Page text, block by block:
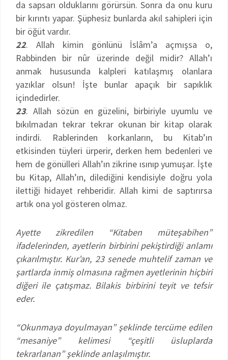
da sapsarı olduklarını görürsün. Sonra da onu kuru
bir kırıntı yapar. Şüphesiz bunlarda akıl sahipleri için
bir öğüt vardır.
22. Allah kimin gönlünü İslâm’a açmışsa o,
Rabbinden bir nûr üzerinde değil midir? Allah’ı
anmak hususunda kalpleri katılaşmış olanlara
yazıklar olsun! İşte bunlar apaçık bir sapıklık
içindedirler.
23. Allah sözün en güzelini, birbiriyle uyumlu ve
bıkılmadan tekrar tekrar okunan bir kitap olarak
indirdi. Rablerinden korkanların, bu Kitab’ın
etkisinden tüyleri ürperir, derken hem bedenleri ve
hem de gönülleri Allah’ın zikrine ısınıp yumuşar. İşte
bu Kitap, Allah’ın, dilediğini kendisiyle doğru yola
ilettiği hidayet rehberidir. Allah kimi de saptırırsa
artık ona yol gösteren olmaz.
Ayette zikredilen “Kitaben müteşabihen”
ifadelerinden, ayetlerin birbirini pekiştirdiği anlamı
çıkarılmıştır. Kur’an, 23 senede muhtelif zaman ve
şartlarda inmiş olmasına rağmen ayetlerinin hiçbiri
diğeri ile çatışmaz. Bilakis birbirini teyit ve tefsir
eder.
“Okunmaya doyulmayan” şeklinde tercüme edilen
“mesaniye” kelimesi “çeşitli üsluplarda
tekrarlanan” şeklinde anlaşılmıştır.